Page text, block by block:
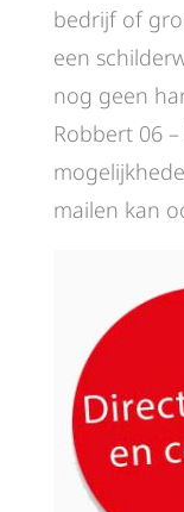
bedrijf of
een
nog geen
Robbert 06
mailen kan